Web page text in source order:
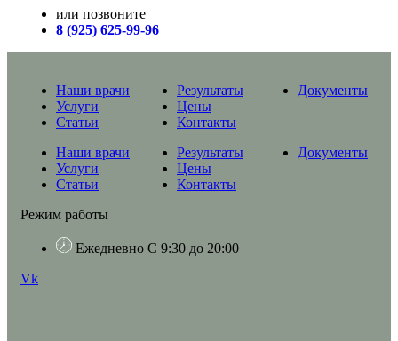
или позвоните
8 (925) 625-99-96
Наши врачи
Услуги
Статьи
Результаты
Цены
Контакты
Документы
Наши врачи
Услуги
Статьи
Результаты
Цены
Контакты
Документы
Режим работы
Ежедневно С 9:30 до 20:00
Vk